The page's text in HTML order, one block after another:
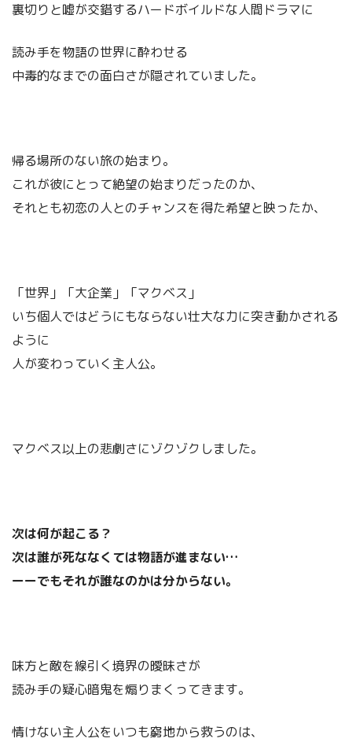
裏切りと嘘が交錯するハードボイルドな人間ドラマに
読み手を物語の世界に酔わせる
中毒的なまでの面白さが隠されていました。
帰る場所のない旅の始まり。
これが彼にとって絶望の始まりだったのか、
それとも初恋の人とのチャンスを得た希望と映ったか、
「世界」「大企業」「マクベス」
いち個人ではどうにもならない壮大な力に突き動かされる
ように
人が変わっていく主人公。
マクベス以上の悲劇さにゾクゾクしました。
次は何が起こる？
次は誰が死ななくては物語が進まない…
ーーでもそれが誰なのかは分からない。
味方と敵を線引く境界の曖昧さが
読み手の疑心暗鬼を煽りまくってきます。
情けない主人公をいつも窮地から救うのは、